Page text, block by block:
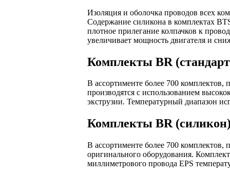
Изоляция и оболочка проводов всех
Содержание силикона в комплектах
плотное прилегание колпачков к
увеличивает мощность двигателя и
Комплекты BR
В ассортименте более 700
производятся с использованием
экструзии. Температурный диапазон
Комплекты BR
В ассортименте более 700 комплектов,
оригинального оборудования.
миллиметрового провода EPS